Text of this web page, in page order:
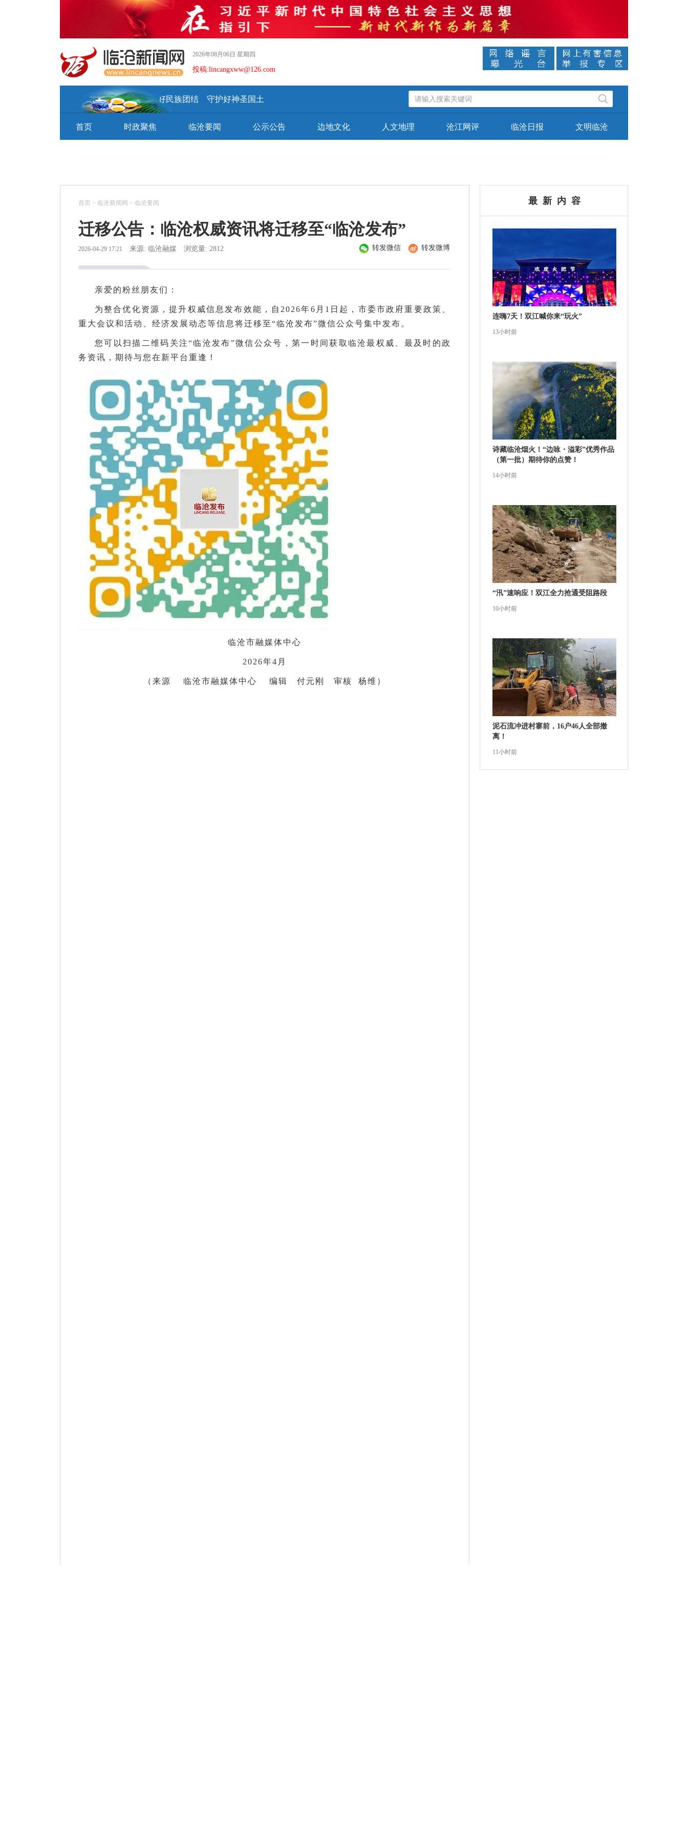
2026年08月06日 星期四
投稿:lincangxww@126.com
建设好美丽家园 维护好民族团结 守护好神圣国土 美丽中国 绿美云南 醉美临沧
首页 时政聚焦 临沧要闻 公示公告 边地文化 人文地理 沧江网评 临沧日报 文明临沧
首页 > 临沧新闻网 > 临沧要闻
迁移公告：临沧权威资讯将迁移至“临沧发布”
2026-04-29 17:21 来源: 临沧融媒 浏览量: 2812 转发微信 转发微博
亲爱的粉丝朋友们：
为整合优化资源，提升权威信息发布效能，自2026年6月1日起，市委市政府重要政策、
重大会议和活动、经济发展动态等信息将迁移至“临沧发布”微信公众号集中发布。
您可以扫描二维码关注“临沧发布”微信公众号，第一时间获取临沧最权威、最及时的政
务资讯，期待与您在新平台重逢！
临沧市融媒体中心
2026年4月
（ 来源 临沧市融媒体中心 编辑 付元刚 审核 杨维 ）
最 新 内 容
连嗨7天！双江喊你来“玩火”
13小时前
诗藏临沧烟火！“边咏・溢彩”优秀作品
（第一批）期待你的点赞！
14小时前
“汛”速响应！双江全力抢通受阻路段
10小时前
泥石流冲进村寨前，16户46人全部撤
离！
11小时前